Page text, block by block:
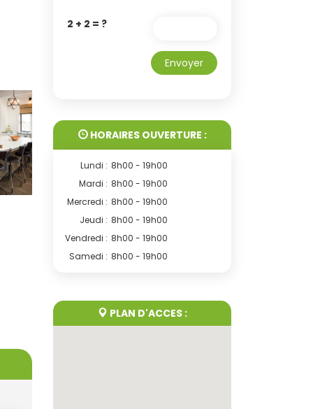
2 + 2 = ?
Envoyer
HORAIRES OUVERTURE :
Lundi : 8h00 - 19h00
Mardi : 8h00 - 19h00
Mercredi : 8h00 - 19h00
Jeudi : 8h00 - 19h00
Vendredi : 8h00 - 19h00
Samedi : 8h00 - 19h00
PLAN D'ACCES :